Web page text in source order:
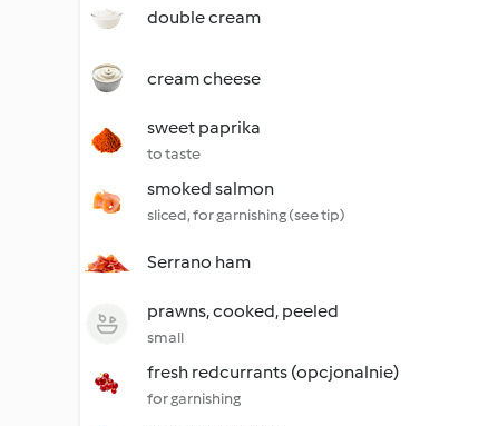
double cream
cream cheese
sweet paprika
to taste
smoked salmon
sliced, for garnishing (see tip)
Serrano ham
prawns, cooked, peeled
small
fresh redcurrants (opcjonalnie)
for garnishing